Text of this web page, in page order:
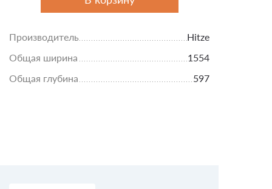
Производитель
Hitze
Общая ширина
1554
Общая глубина
597